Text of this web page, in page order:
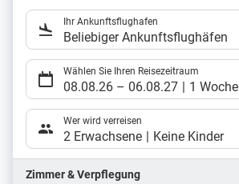
Ihr Ankunftsflughafen
Beliebiger Ankunftsflughäfen
Wählen Sie Ihren Reisezeitraum
08.08.26 – 06.08.27 1 Woche
Wer wird verreisen
2 Erwachsene Keine Kinder
Zimmer & Verpflegung